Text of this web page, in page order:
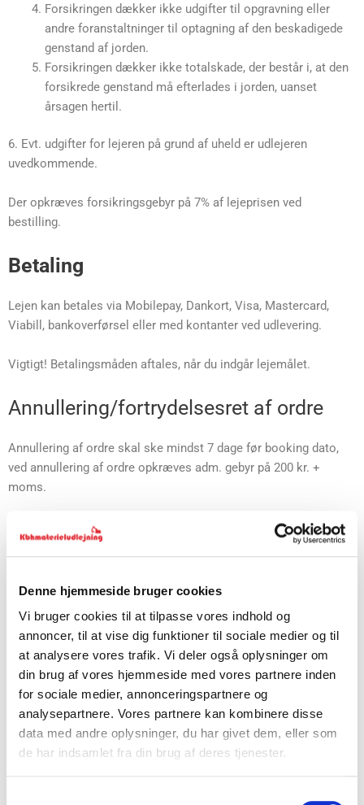
Denne hjemmeside bruger cookies
Vi bruger cookies til at tilpasse vores indhold og
annoncer, til at vise dig funktioner til sociale medier og til
at analysere vores trafik. Vi deler også oplysninger om
din brug af vores hjemmeside med vores partnere inden
for sociale medier, annonceringspartnere og
analysepartnere. Vores partnere kan kombinere disse
data med andre oplysninger, du har givet dem, eller som
de har indsamlet fra din brug af deres tjenester.
Forsikringen dækker ikke udgifter til opgravning eller
andre foranstaltninger til optagning af den beskadigede
genstand af jorden.
Forsikringen dækker ikke totalskade, der består i, at den
forsikrede genstand må efterlades i jorden, uanset
årsagen hertil.
6. Evt. udgifter for lejeren på grund af uheld er udlejeren
uvedkommende.
Der opkræves forsikringsgebyr på 7% af lejeprisen ved
bestilling.
Betaling
Lejen kan betales via Mobilepay, Dankort, Visa, Mastercard,
Viabill, bankoverførsel eller med kontanter ved udlevering.
Vigtigt! Betalingsmåden aftales, når du indgår lejemålet.
Annullering/fortrydelsesret af ordre
Annullering af ordre skal ske mindst 7 dage før booking dato,
ved annullering af ordre opkræves adm. gebyr på 200 kr. +
moms.
ved annullering senere end 7 dage før, kan ordre evt. blive
udskudt eller tilgodebevis udstedes.
Brændstof
Maskinerne leveres opfyldt med brændstof. (gælder ikke
dieselkanoner)
Leveres de ikke tilbage opfyldt opkræves 17 kr. pr. liter. eks.
moms
Der tillægges et optanknings gebyr på 99 kr. eks. moms